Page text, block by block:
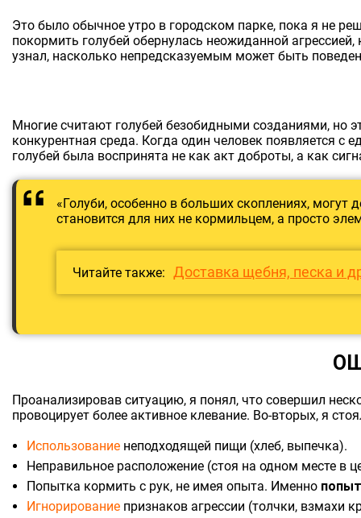
Это было обычное утро в городском парке, пока я не
покормить голубей обернулась неожиданной
узнал, насколько непредсказуемым может быть
Многие считают голубей безобидными созданиями, но
конкурентная среда. Когда один человек появляется
голубей была воспринята не как акт доброты, а как
«Голуби, особенно в больших скоплениях, могут
становится для них не кормильцем, а просто
Читайте также: Доставка щебня, песка и
Проанализировав ситуацию, я понял, что совершил
провоцирует более активное клевание. Во-вторых, я
Использование неподходящей пищи (хлеб, выпечка).
Неправильное расположение (стоя на одном месте в
Попытка кормить с рук, не имея опыта. Именно
Игнорирование признаков агрессии (толчки, взмахи